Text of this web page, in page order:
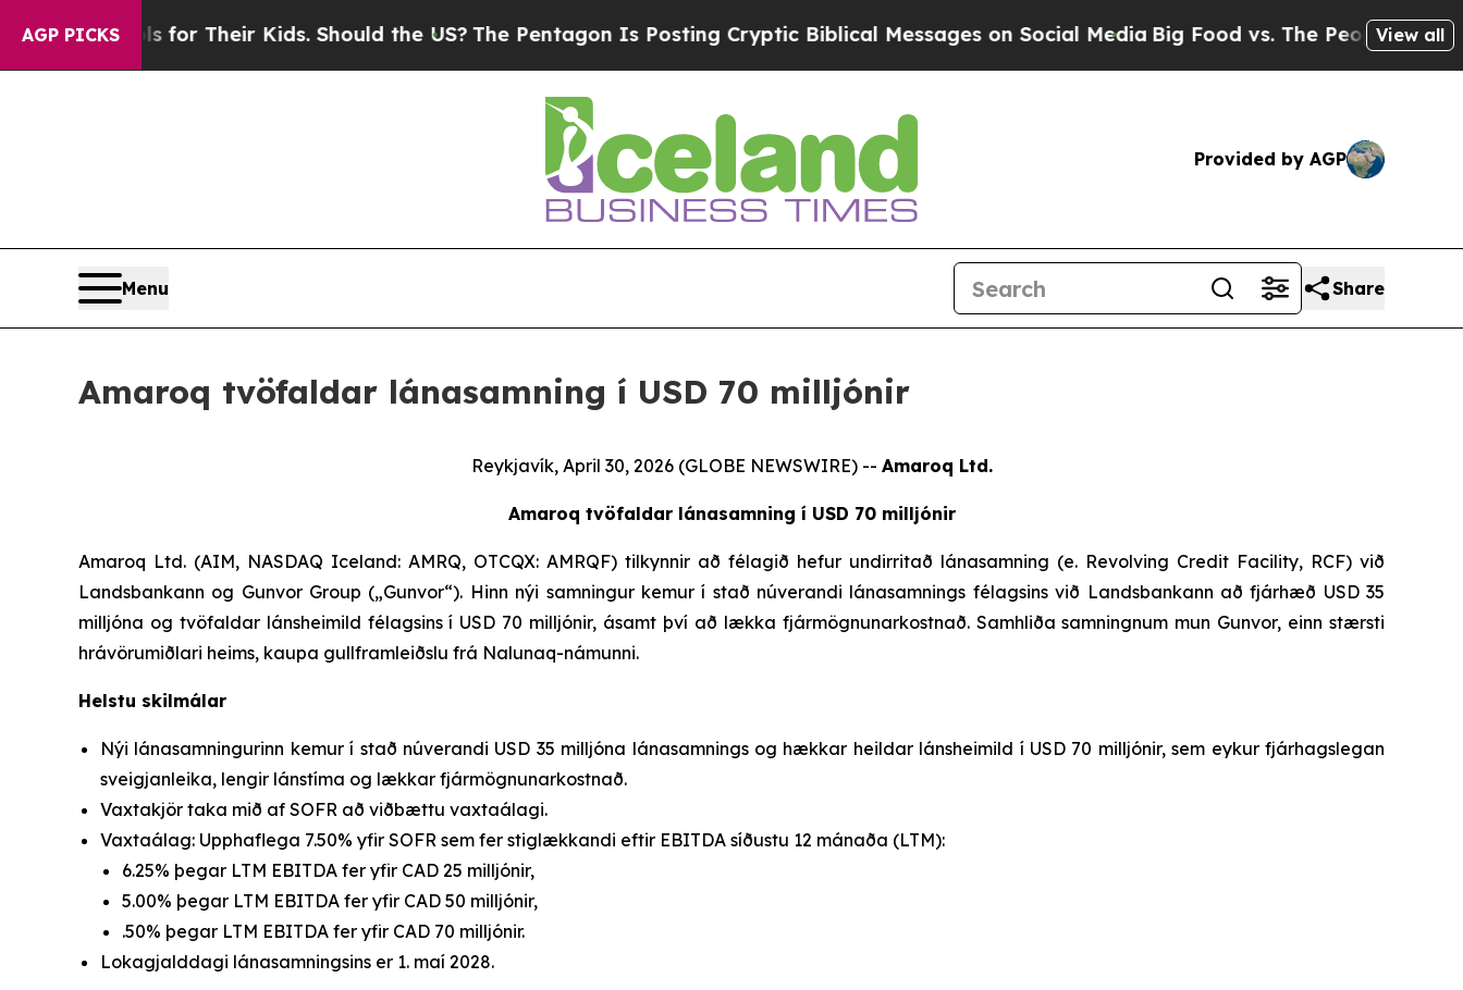
AGP PICKS
for Their Kids. Should the US?The Pentagon Is Posting Cryptic Biblical Messages on Social MediaBig Food vs. The People. Big Food’sView all
Provided by AGP
Menu Share
Amaroq tvöfaldar lánasamning í USD 70 milljónir
Reykjavík, April 30, 2026 (GLOBE NEWSWIRE) -- Amaroq Ltd.
Amaroq tvöfaldar lánasamning í USD 70 milljónir
Amaroq Ltd. (AIM, NASDAQ Iceland: AMRQ, OTCQX: AMRQF) tilkynnir að félagið hefur undirritað lánasamning (e. Revolving Credit Facility, RCF) við
Landsbankann og Gunvor Group („Gunvor“). Hinn nýi samningur kemur í stað núverandi lánasamnings félagsins við Landsbankann að fjárhæð USD 35
milljóna og tvöfaldar lánsheimild félagsins í USD 70 milljónir, ásamt því að lækka fjármögnunarkostnað. Samhliða samningnum mun Gunvor, einn stærsti
hrávörumiðlari heims, kaupa gullframleiðslu frá Nalunaq-námunni.
Helstu skilmálar
Nýi lánasamningurinn kemur í stað núverandi USD 35 milljóna lánasamnings og hækkar heildar lánsheimild í USD 70 milljónir, sem eykur fjárhagslegan
sveigjanleika, lengir lánstíma og lækkar fjármögnunarkostnað.
Vaxtakjör taka mið af SOFR að viðbættu vaxtaálagi.
Vaxtaálag: Upphaflega 7.50% yfir SOFR sem fer stiglækkandi eftir EBITDA síðustu 12 mánaða (LTM):
6.25% þegar LTM EBITDA fer yfir CAD 25 milljónir,
5.00% þegar LTM EBITDA fer yfir CAD 50 milljónir,
.50% þegar LTM EBITDA fer yfir CAD 70 milljónir.
Lokagjalddagi lánasamningsins er 1. maí 2028.